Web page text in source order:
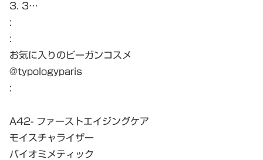
3. 3…
:
:
お気に入りのビーガンコスメ
@typologyparis
:
A42- ファーストエイジングケア
モイスチャライザー
バイオミメティック